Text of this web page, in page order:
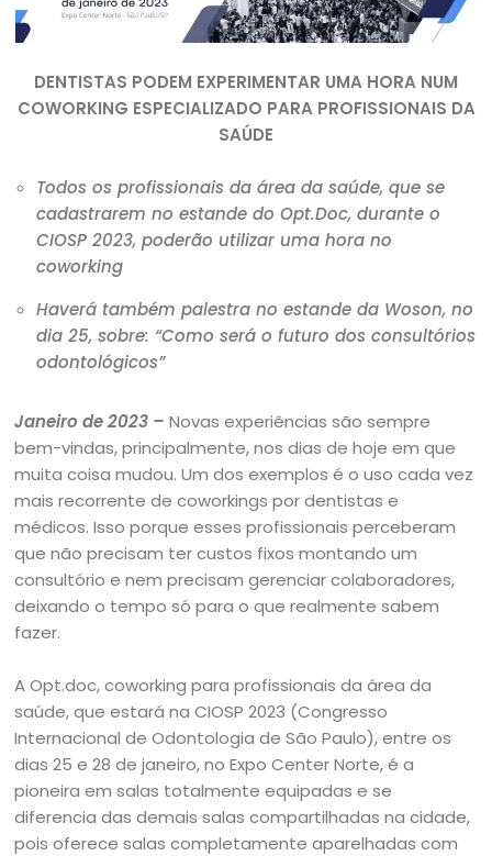
DENTISTAS PODEM EXPERIMENTAR UMA HORA NUM
COWORKING ESPECIALIZADO PARA PROFISSIONAIS DA
SAÚDE
Todos os profissionais da área da saúde, que se
cadastrarem no estande do Opt.Doc, durante o
CIOSP 2023, poderão utilizar uma hora no
coworking
Haverá também palestra no estande da Woson, no
dia 25, sobre: “Como será o futuro dos consultórios
odontológicos”
Janeiro de 2023 –Novas experiências são sempre
bem-vindas, principalmente, nos dias de hoje em que
muita coisa mudou. Um dos exemplos é o uso cada vez
mais recorrente de coworkings por dentistas e
médicos. Isso porque esses profissionais perceberam
que não precisam ter custos fixos montando um
consultório e nem precisam gerenciar colaboradores,
deixando o tempo só para o que realmente sabem
fazer.
A Opt.doc, coworking para profissionais da área da
saúde, que estará na CIOSP 2023 (Congresso
Internacional de Odontologia de São Paulo), entre os
dias 25 e 28 de janeiro, no Expo Center Norte, é a
pioneira em salas totalmente equipadas e se
diferencia das demais salas compartilhadas na cidade,
pois oferece salas completamente aparelhadas com